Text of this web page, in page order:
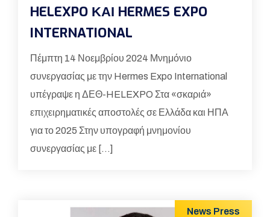
HELEXPO ΚΑΙ HERMES EXPO
INTERNATIONAL
Πέμπτη 14 Νοεμβρίου 2024 Μνημόνιο
συνεργασίας με την Hermes Expo International
υπέγραψε η ΔΕΘ-HELEXPO Στα «σκαριά»
επιχειρηματικές αποστολές σε Ελλάδα και ΗΠΑ
για το 2025 Στην υπογραφή μνημονίου
συνεργασίας με […]
News Press